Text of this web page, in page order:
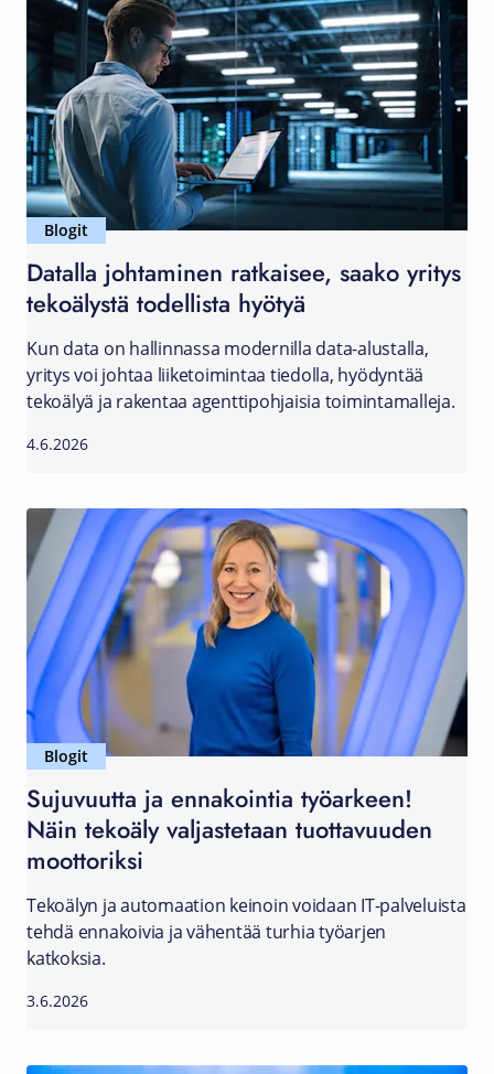
Blogit
Datalla johtaminen ratkaisee, saako yritys
tekoälystä todellista hyötyä
Kun data on hallinnassa modernilla data-alustalla,
yritys voi johtaa liiketoimintaa tiedolla, hyödyntää
tekoälyä ja rakentaa agenttipohjaisia toimintamalleja.
4.6.2026
Blogit
Sujuvuutta ja ennakointia työarkeen!
Näin tekoäly valjastetaan tuottavuuden
moottoriksi
Tekoälyn ja automaation keinoin voidaan IT-palveluista
tehdä ennakoivia ja vähentää turhia työarjen
katkoksia.
3.6.2026